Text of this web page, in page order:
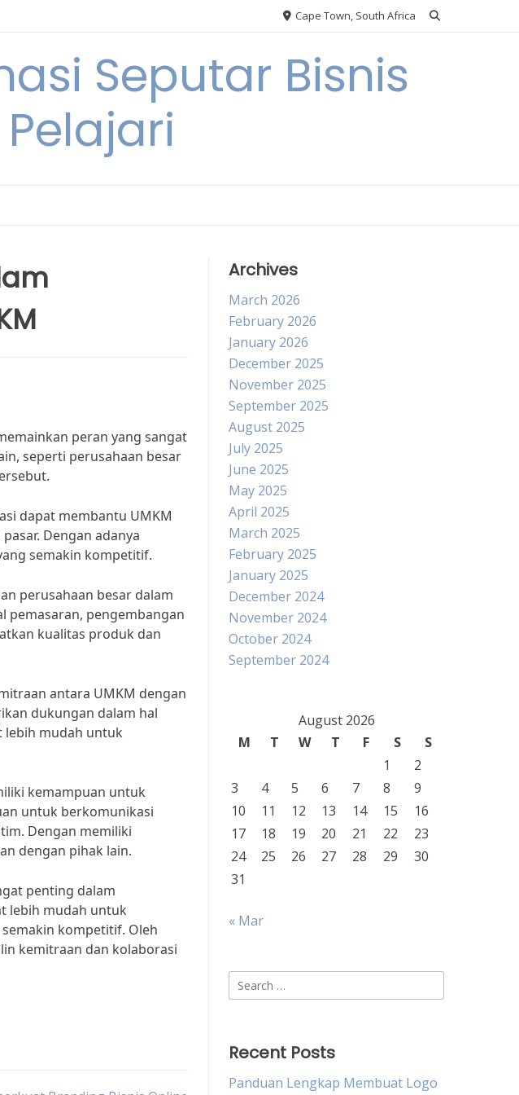
Cape Town, South Africa
Seputar Bisnis
peran yang sangat
seperti perusahaan besar
dapat membantu UMKM
Dengan adanya
semakin kompetitif.
perusahaan besar dalam
pemasaran, pengembangan
kualitas produk dan
antara UMKM dengan
dukungan dalam hal
lebih mudah untuk
kemampuan untuk
untuk berkomunikasi
Dengan memiliki
dengan pihak lain.
penting dalam
lebih mudah untuk
kompetitif. Oleh
kemitraan dan kolaborasi
Archives
March 2026
February 2026
January 2026
December 2025
November 2025
September 2025
August 2025
July 2025
June 2025
May 2025
April 2025
March 2025
February 2025
January 2025
December 2024
November 2024
October 2024
September 2024
August 2026
M
T W T F S
S
1
2
3
4 5 6 7 8
9
10
11 12 13 14 15
16
17
18 19 20 21 22
23
24
25 26 27 28 29
30
31
« Mar
Search
for:
Recent Posts
Panduan Lengkap Membuat Logo